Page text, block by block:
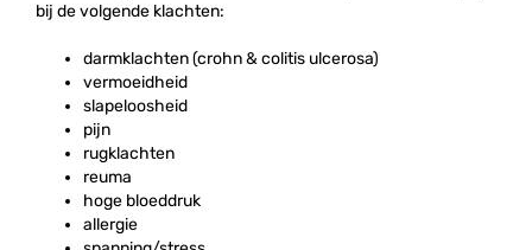
bij de volgende klachten:
darmklachten (crohn & colitis ulcerosa)
vermoeidheid
slapeloosheid
pijn
rugklachten
reuma
hoge bloeddruk
allergie